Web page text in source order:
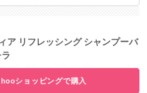
ア リフレッシング シャンプーバ
ショッピングで購入